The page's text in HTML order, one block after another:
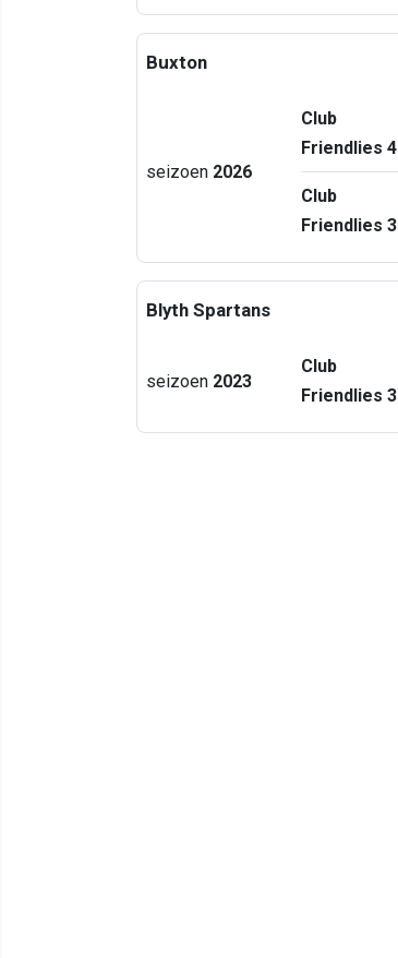
Buxton
seizoen 2026
Club
Friendlies 4
Club
Friendlies 3
Blyth Spartans
seizoen 2023
Club
Friendlies 3